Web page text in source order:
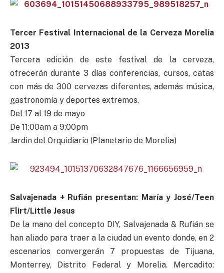
Tercer Festival Internacional de la Cerveza Morelia
2013
Tercera edición de este festival de la cerveza,
ofrecerán durante 3 días conferencias, cursos, catas
con más de 300 cervezas diferentes, además música,
gastronomía y deportes extremos.
Del 17 al 19 de mayo
De 11:00am a 9:00pm
Jardin del Orquidiario (Planetario de Morelia)
Salvajenada + Rufián presentan: María y José/Teen
Flirt/Little Jesus
De la mano del concepto DIY, Salvajenada & Rufián se
han aliado para traer a la ciudad un evento donde, en 2
escenarios convergerán 7 propuestas de Tijuana,
Monterrey, Distrito Federal y Morelia. Mercadito: